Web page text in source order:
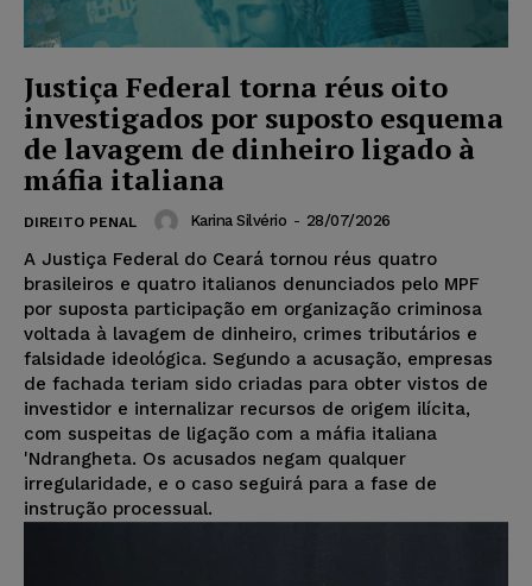
Justiça Federal torna réus oito
investigados por suposto esquema
de lavagem de dinheiro ligado à
máfia italiana
DIREITO PENAL Karina Silvério - 28/07/2026
A Justiça Federal do Ceará tornou réus quatro
brasileiros e quatro italianos denunciados pelo MPF
por suposta participação em organização criminosa
voltada à lavagem de dinheiro, crimes tributários e
falsidade ideológica. Segundo a acusação, empresas
de fachada teriam sido criadas para obter vistos de
investidor e internalizar recursos de origem ilícita,
com suspeitas de ligação com a máfia italiana
'Ndrangheta. Os acusados negam qualquer
irregularidade, e o caso seguirá para a fase de
instrução processual.